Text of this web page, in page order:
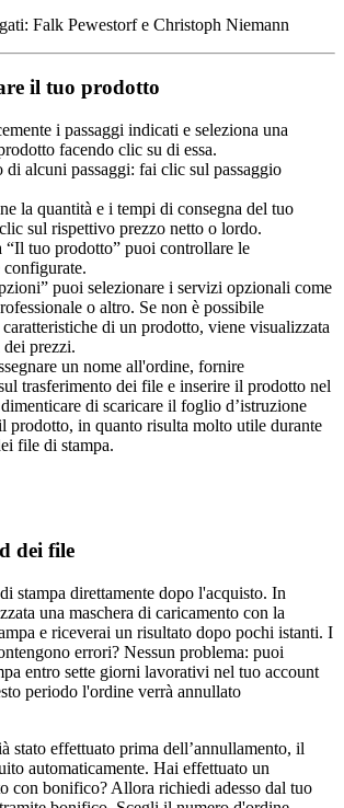
Falk Pewestorf e Christoph Niemann
il tuo prodotto
i passaggi indicati e seleziona una
facendo clic su di essa.
di alcuni passaggi: fai clic sul passaggio
la quantità e i tempi di consegna del tuo
sul rispettivo prezzo netto o lordo.
“Il tuo prodotto” puoi controllare le
configurate.
puoi selezionare i servizi opzionali come
o altro. Se non è possibile
di un prodotto, viene visualizzata
prezzi.
un nome all'ordine, fornire
trasferimento dei file e inserire il prodotto nel
di scaricare il foglio d’istruzione
prodotto, in quanto risulta molto utile durante
file di stampa.
dei file
stampa direttamente dopo l'acquisto. In
una maschera di caricamento con la
e riceverai un risultato dopo pochi istanti. I
errori? Nessun problema: puoi
entro sette giorni lavorativi nel tuo account
periodo l'ordine verrà annullato
stato effettuato prima dell’annullamento, il
automaticamente. Hai effettuato un
con bonifico? Allora richiedi adesso dal tuo